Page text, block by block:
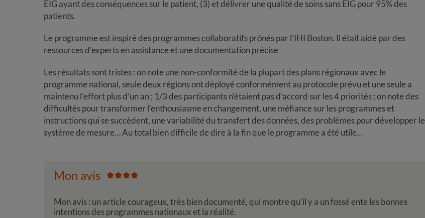
EIG ayant des conséquences sur le patient, (3) et délivrer une qualité de soins sans EIG pour 95% des
patients.
Le programme est inspiré des programmes collaboratifs prônés par l’IHI Boston. Il était aidé par des
ressources d’experts en assistance et une documentation précise
Les résultats sont tristes : on note une non-conformité de la plupart des plans régionaux avec le
programme national, seule deux régions ont déployé conformément au protocole prévu et une seule a
maintenu l’effort plus d’un an ; 1/3 des participants n’étaient pas d’accord sur les 4 priorités ; on note des
difficultés pour transformer l’enthousiasme en changement, une méfiance sur les programmes et
instructions qui se succèdent, une variabilité du transfert des données, des problèmes pour développer le
système de mesure… Au total bien difficile de dire à la fin que le programme a été utile…
Mon avis
Mon avis : un article courageux, très bien documenté, qui montre qu'il y a un fossé ente les bonnes
intentions des programmes nationaux et la réalité.